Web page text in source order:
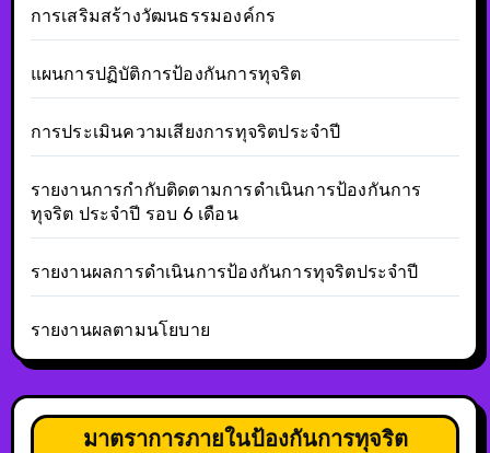
การเสริมสร้างวัฒนธรรมองค์กร
แผนการปฏิบัติการป้องกันการทุจริต
การประเมินความเสียงการทุจริตประจำปี
รายงานการกำกับติดตามการดำเนินการป้องกันการ
ทุจริต ประจำปี รอบ 6 เดือน
รายงานผลการดำเนินการป้องกันการทุจริตประจำปี
รายงานผลตามนโยบาย
มาตราการภายในป้องกันการทุจริต